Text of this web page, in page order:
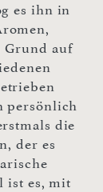
es ihn in
Grund auf
persönlich
die
der es
ist es, mit